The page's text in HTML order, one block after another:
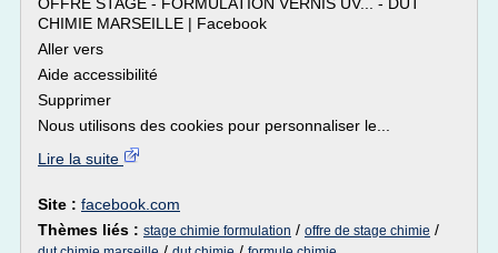
CHIMIE MARSEILLE | Facebook
Aller vers
Aide accessibilité
Supprimer
Nous utilisons des cookies pour personnaliser le...
Lire la suite
Site : facebook.com
Thèmes liés : stage chimie formulation / offre de stage chimie /